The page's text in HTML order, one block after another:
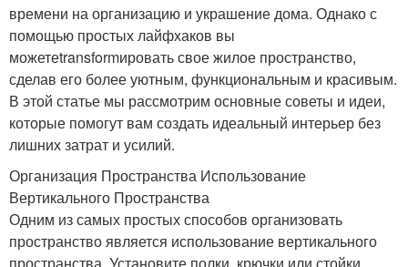
времени на организацию и украшение дома. Однако с
помощью простых лайфхаков вы
можетеtransformировать свое жилое пространство,
сделав его более уютным, функциональным и красивым.
В этой статье мы рассмотрим основные советы и идеи,
которые помогут вам создать идеальный интерьер без
лишних затрат и усилий.
Организация Пространства Использование
Вертикального Пространства
Одним из самых простых способов организовать
пространство является использование вертикального